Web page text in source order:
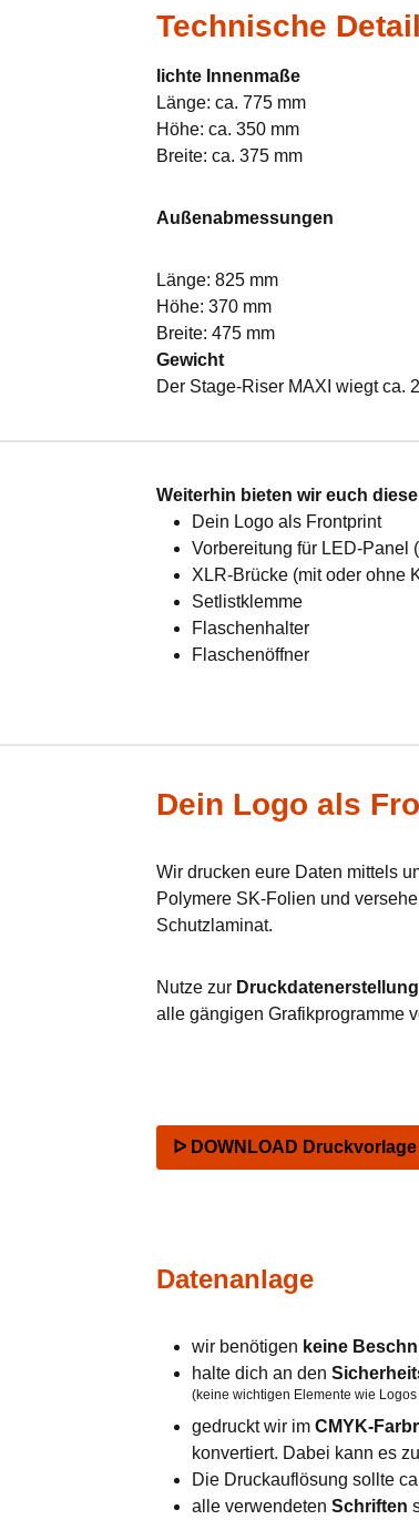
Technische
lichte Innenmaße
Länge: ca. 775 mm
Höhe: ca. 350 mm
Breite: ca. 375 mm
Außenabmessungen
Länge: 825 mm
Höhe: 370 mm
Breite: 475 mm
Gewicht
Der Stage-Riser MAXI wiegt ca.
Weiterhin bieten wir euch
Dein Logo als Frontprint
Vorbereitung für LED-Panel
XLR-Brücke (mit oder ohne
Setlistklemme
Flaschenhalter
Flaschenöffner
Dein Logo als
Wir drucken eure Daten mittels
Polymere SK-Folien und
Schutzlaminat.
Nutze zur Druckdatenerstellung
alle gängigen Grafikprogramme
ᐅ DOWNLOAD
Datenanlage
wir benötigen keine
halte dich an den
(keine wichtigen Elemente wie Logos
gedruckt wir im CMYK-
konvertiert. Dabei kann es
Die Druckauflösung sollte
alle verwendeten Schriften